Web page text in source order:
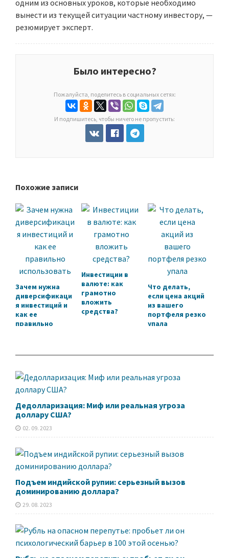
одним из основных уроков, которые необходимо
вынести из текущей ситуации частному инвестору, —
резюмирует эксперт.
Было интересно?
Пожалуйста, поделитесь в социальных сетях:
И подпишитесь, чтобы ничего не пропустить:
Похожие записи
Зачем нужна
диверсификаци
я инвестиций и
как ее
правильно
Инвестиции в
валюте: как
грамотно
вложить
средства?
Что делать,
если цена акций
из вашего
портфеля резко
упала
Дедолларизация: Миф или реальная угроза
доллару США?
02. 09. 2023
Подъем индийской рупии: серьезный вызов
доминированию доллара?
29. 08. 2023